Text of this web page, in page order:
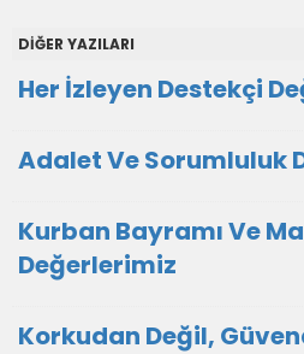
DİĞER YAZILARI
Her İzleyen Destekçi
Adalet Ve Sorumluluk
Kurban Bayramı Ve
Değerlerimiz
Korkudan Değil,